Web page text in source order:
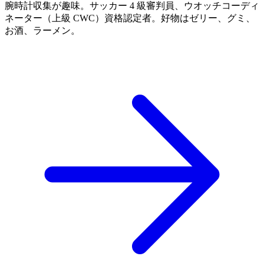
腕時計収集が趣味。サッカー 4 級審判員、ウオッチコーディ
ネーター（上級 CWC）資格認定者。好物はゼリー、グミ、
お酒、ラーメン。